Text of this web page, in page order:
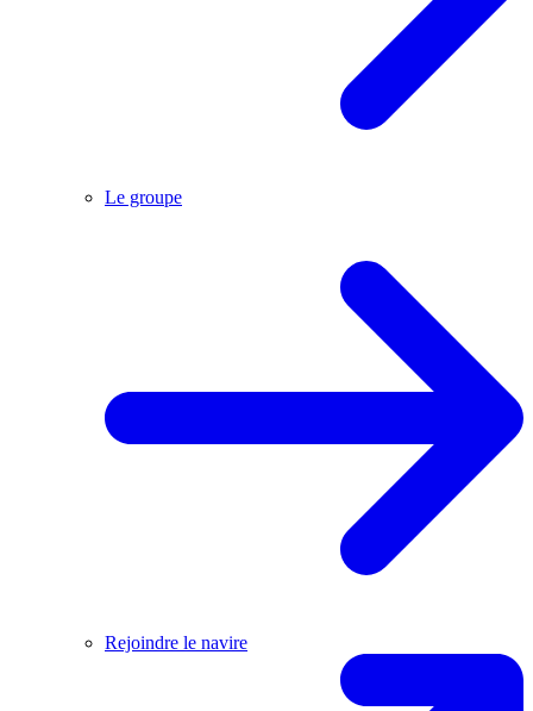
Le groupe
Rejoindre le navire